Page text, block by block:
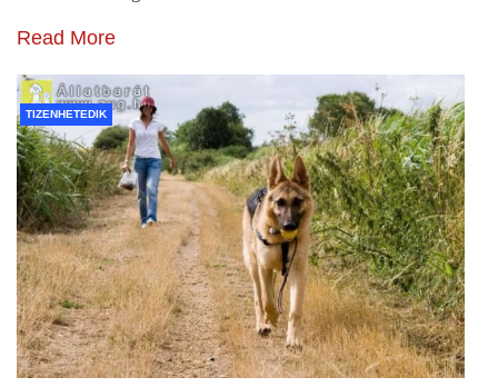
Read More
TIZENHETEDIK